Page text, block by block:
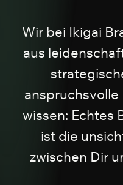
Wir bei Ikigai
aus
wissen: Echtes
ist die
zwischen Dir